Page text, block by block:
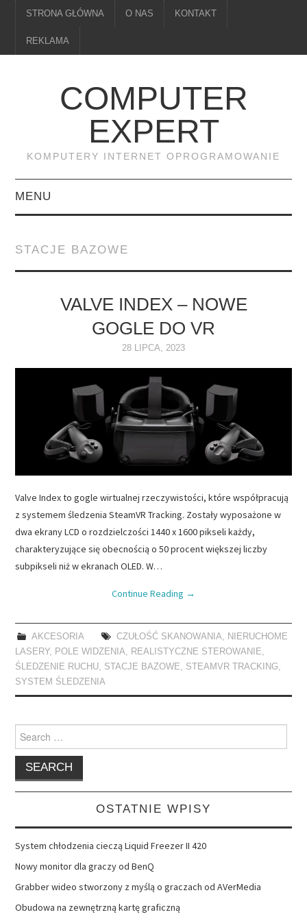
STRONA GŁÓWNA O NAS KONTAKT
REKLAMA
COMPUTER
EXPERT
KOMPUTERY INTERNET OPROGRAMOWANIE
MENU
MONITORY
OPROGRAMOWANIE
INTERNET
STACJE BAZOWE
VALVE INDEX – NOWE
GOGLE DO VR
28 LIPCA, 2023
Valve Index to gogle wirtualnej rzeczywistości, które współpracują
z systemem śledzenia SteamVR Tracking. Zostały wyposażone w
dwa ekrany LCD o rozdzielczości 1440 x 1600 pikseli każdy,
charakteryzujące się obecnością o 50 procent większej liczby
subpikseli niż w ekranach OLED. W…
Continue Reading →
AKCESORIA CZUŁOŚĆ SKANOWANIA, NIERUCHOME
LASERY, POLE WIDZENIA, REALISTYCZNE STEROWANIE,
ŚLEDZENIE RUCHU, STACJE BAZOWE, STEAMVR TRACKING,
SYSTEM ŚLEDZENIA
Search
for:
OSTATNIE WPISY
System chłodzenia cieczą Liquid Freezer II 420
Nowy monitor dla graczy od BenQ
Grabber wideo stworzony z myślą o graczach od AVerMedia
Obudowa na zewnętrzną kartę graficzną